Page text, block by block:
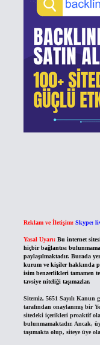
Reklam ve İletişim: Skype:
Yasal Uyarı: Bu internet
hiçbir bağlantısı
paylaşılmaktadır. Burada
kurum ve kişiler hakkında
isim benzerlikleri tamamen
tavsiye niteliği taşımazlar.
Sitemiz, 5651 Sayılı
tarafından onaylanmış bir
sitedeki içerikleri proaktif
bulunmamaktadır. Ancak,
taşımakta olup, siteye üye